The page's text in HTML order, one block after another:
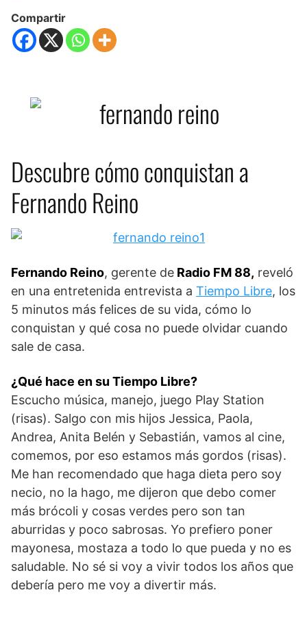
Compartir
Descubre cómo conquistan a
Fernando Reino
Fernando Reino, gerente de Radio FM 88, reveló
en una entretenida entrevista a Tiempo Libre, los
5 minutos más felices de su vida, cómo lo
conquistan y qué cosa no puede olvidar cuando
sale de casa.
¿Qué hace en su Tiempo Libre?
Escucho música, manejo, juego Play Station
(risas). Salgo con mis hijos Jessica, Paola,
Andrea, Anita Belén y Sebastián, vamos al cine,
comemos, por eso estamos más gordos (risas).
Me han recomendado que haga dieta pero soy
necio, no la hago, me dijeron que debo comer
más brócoli y cosas verdes pero son tan
aburridas y poco sabrosas. Yo prefiero poner
mayonesa, mostaza a todo lo que pueda y no es
saludable. No sé si voy a vivir todos los años que
debería pero me voy a divertir más.